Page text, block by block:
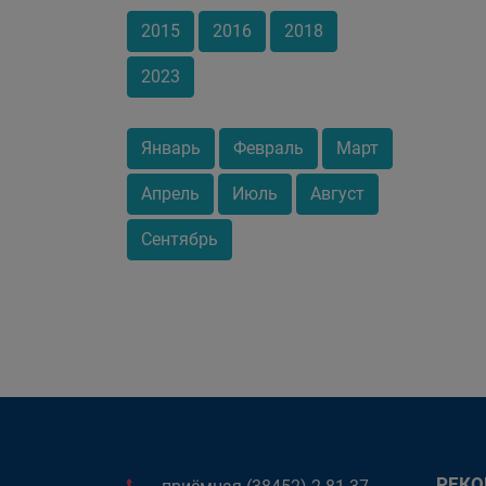
2015 2016 2018
2023
Январь Февраль Март
Апрель Июль Август
Сентябрь